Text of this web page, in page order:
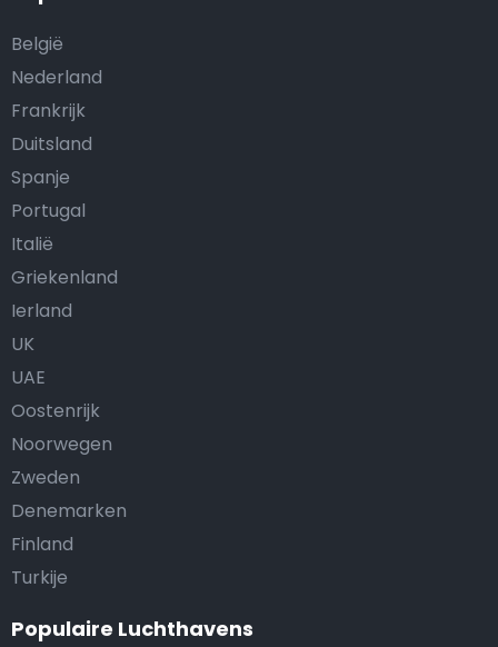
België
Nederland
Frankrijk
Duitsland
Spanje
Portugal
Italië
Griekenland
Ierland
UK
UAE
Oostenrijk
Noorwegen
Zweden
Denemarken
Finland
Turkije
Populaire Luchthavens